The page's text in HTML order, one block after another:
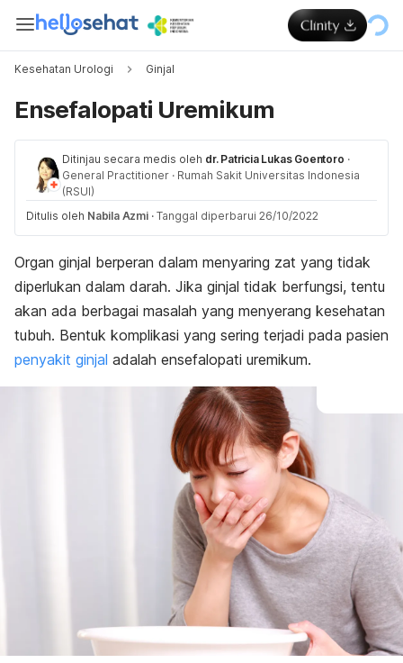
Kesehatan Urologi Ginjal
Ensefalopati Uremikum
Ditinjau secara medis oleh dr. Patricia Lukas Goentoro ·
General Practitioner · Rumah Sakit Universitas Indonesia
(RSUI)
Ditulis oleh Nabila Azmi · Tanggal diperbarui 26/10/2022
Organ ginjal berperan dalam menyaring zat yang tidak
diperlukan dalam darah. Jika ginjal tidak berfungsi, tentu
akan ada berbagai masalah yang menyerang kesehatan
tubuh. Bentuk komplikasi yang sering terjadi pada pasien
penyakit ginjal adalah ensefalopati uremikum.